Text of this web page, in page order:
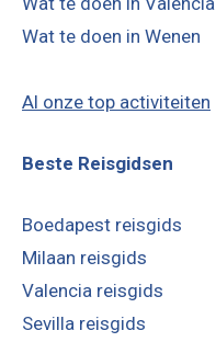
Wat te doen in Wenen
Al onze top activiteiten
Beste Reisgidsen
Boedapest reisgids
Milaan reisgids
Valencia reisgids
Sevilla reisgids